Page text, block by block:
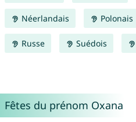
Néerlandais Polonais
Russe Suédois
Fêtes du prénom Oxana